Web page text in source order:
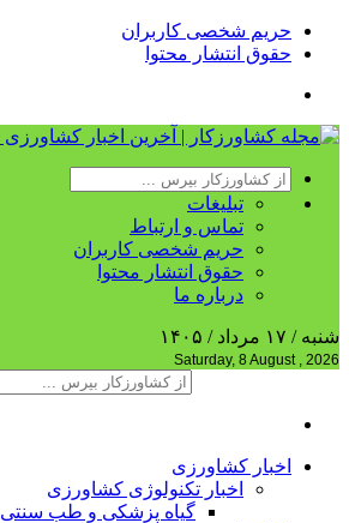
حریم شخصی کاربران
حقوق انتشار محتوا
تبلیغات
تماس و ارتباط
حریم شخصی کاربران
حقوق انتشار محتوا
درباره ما
شنبه / ۱۷ مرداد / ۱۴۰۵
Saturday, 8 August , 2026
اخبار کشاورزی
اخبار تکنولوژی کشاورزی
گیاه پزشکی و طب سنتی